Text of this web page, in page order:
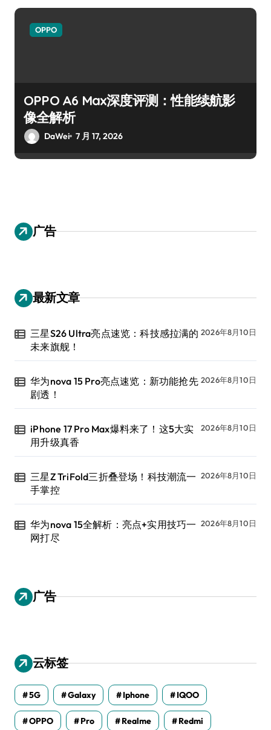
OPPO
OPPO A6 Max深度评测：性能续航影
像全解析
DaWei 7 月 17, 2026
广告
最新文章
三星S26 Ultra亮点速览：科技感拉满的
未来旗舰！
2026年8月10日
华为nova 15 Pro亮点速览：新功能抢先
剧透！
2026年8月10日
iPhone 17 Pro Max爆料来了！这5大实
用升级真香
2026年8月10日
三星Z TriFold三折叠登场！科技潮流一
手掌控
2026年8月10日
华为nova 15全解析：亮点+实用技巧一
网打尽
2026年8月10日
广告
云标签
5G Galaxy Iphone IQOO
OPPO Pro Realme Redmi